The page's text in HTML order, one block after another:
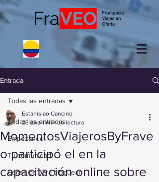
Entrada
Todas las entradas
Empezando
Tu comunidad
Consejos para bloguear
Todas las entradas
MomentosViajerosByFrave
o participó el en la
capacitación online sobre
Estanislao Cancino
23 ene 1 min de lectura